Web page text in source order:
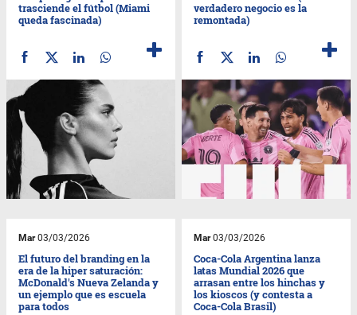
trasciende el fútbol (Miami
queda fascinada)
verdadero negocio es la
remontada)
Mar03/03/2026
El futuro del branding en la
era de la hiper saturación:
McDonald's Nueva Zelanda y
un ejemplo que es escuela
para todos
Mar03/03/2026
Coca-Cola Argentina lanza
latas Mundial 2026 que
arrasan entre los hinchas y
los kioscos (y contesta a
Coca-Cola Brasil)